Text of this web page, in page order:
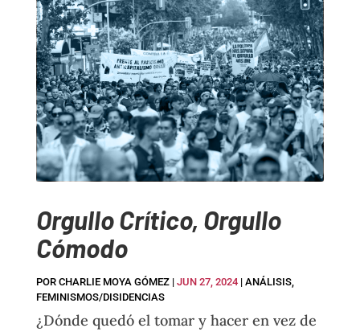
Orgullo Crítico, Orgullo
Cómodo
POR CHARLIE MOYA GÓMEZ| JUN 27, 2024| ANÁLISIS,
FEMINISMOS/DISIDENCIAS
¿Dónde quedó el tomar y hacer en vez de